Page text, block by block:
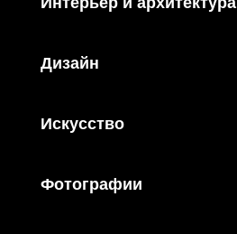
Дизайн
Искусство
Фотографии